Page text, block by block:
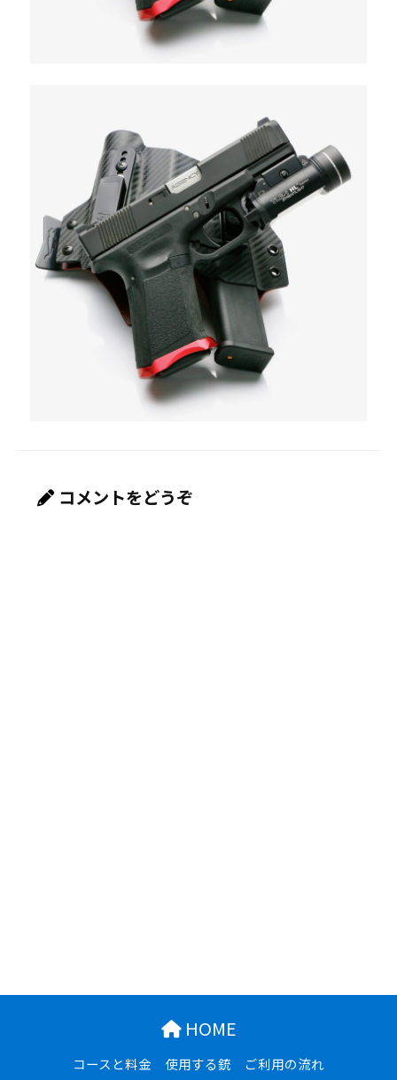
コメントをどうぞ
HOME
コースと料金 使用する銃
ご利用の流れ